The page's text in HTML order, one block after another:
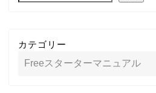
カテゴリー